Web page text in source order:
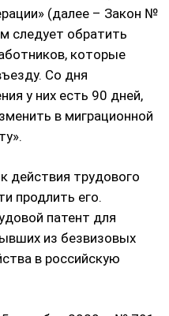
(далее – Закон №
следует обратить
которые
Со дня
у них есть 90 дней,
в миграционной
действия трудового
продлить его.
патент для
из безвизовых
в российскую